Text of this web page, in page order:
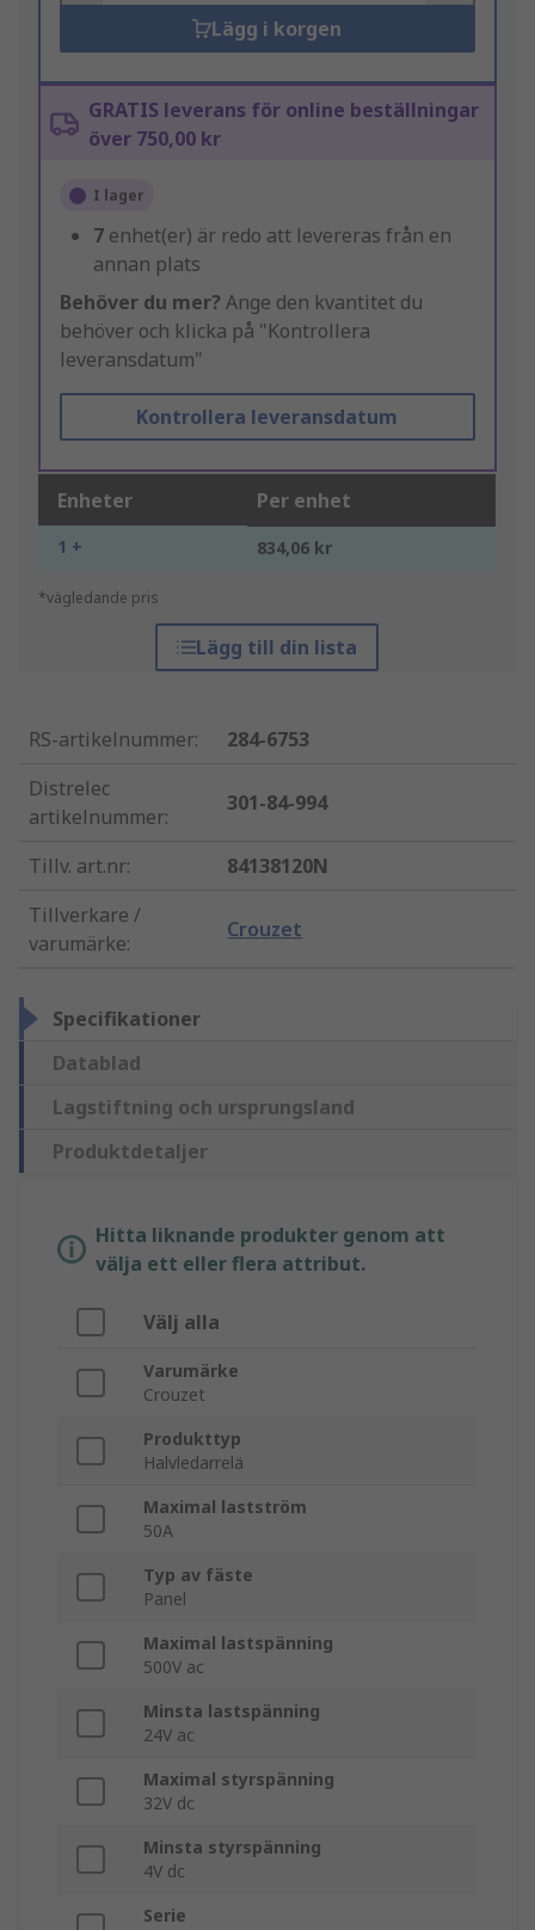
Lägg i korgen
GRATIS leverans för online beställningar
över 750,00 kr
I lager
7 enhet(er) är redo att levereras från en
annan plats
Behöver du mer? Ange den kvantitet du
behöver och klicka på "Kontrollera
leveransdatum"
Kontrollera leveransdatum
Enheter Per enhet
1 + 834,06 kr
*vägledande pris
Lägg till din lista
RS-artikelnummer:
284-6753
Distrelec
artikelnummer:
301-84-994
Tillv. art.nr:
84138120N
Tillverkare /
varumärke:
Crouzet
Specifikationer
Datablad
Lagstiftning och ursprungsland
Produktdetaljer
Hitta liknande produkter genom att
välja ett eller flera attribut.
Välj alla
Varumärke
Crouzet
Produkttyp
Halvledarrelä
Maximal lastström
50A
Typ av fäste
Panel
Maximal lastspänning
500V ac
Minsta lastspänning
24V ac
Maximal styrspänning
32V dc
Minsta styrspänning
4V dc
Serie